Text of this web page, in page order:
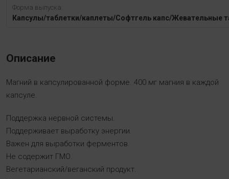
Форма выпуска:
Капсулы/таблетки/каплеты/Софтгель капс/Жевательные
Описание
Магний в капсулированной форме. 400 мг магния в каждой
капсуле.
Поддержка нервной системы.
Поддерживает выработку энергии.
Важен для выработки ферментов.
Не содержит ГМО.
Вегетарианский/веганский продукт.